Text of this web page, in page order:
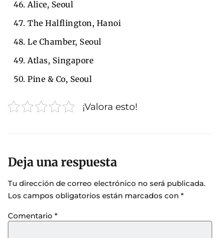
Alice, Seoul
The Halflington, Hanoi
Le Chamber, Seoul
Atlas, Singapore
Pine & Co, Seoul
¡Valora esto!
Deja una respuesta
Tu dirección de correo electrónico no será publicada.
Los campos obligatorios están marcados con *
Comentario *